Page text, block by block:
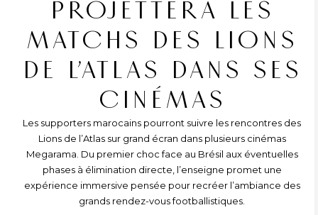
PROJETTERA LES
MATCHS DES LIONS
DE L’ATLAS DANS SES
CINÉMAS
Les supporters marocains pourront suivre les rencontres des
Lions de l’Atlas sur grand écran dans plusieurs cinémas
Megarama. Du premier choc face au Brésil aux éventuelles
phases à élimination directe, l’enseigne promet une
expérience immersive pensée pour recréer l’ambiance des
grands rendez-vous footballistiques.